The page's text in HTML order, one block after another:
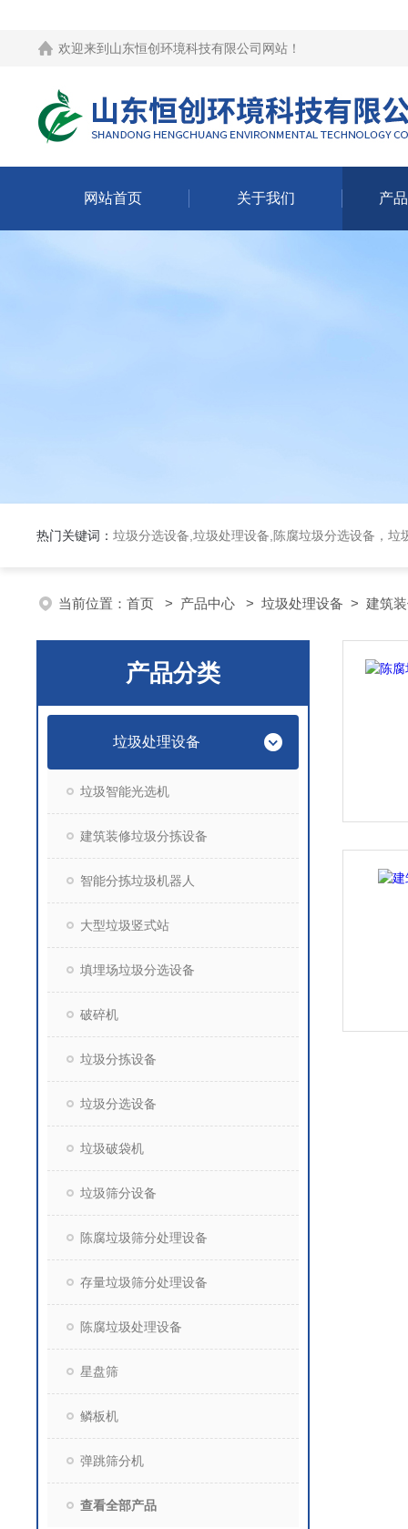
欢迎来到 山东恒创环境科技有限公司网站 ！
网站首页 关于我们 产
热门关键词： 垃圾分选设备,垃圾处理设备,陈腐垃圾分选设备，垃
当前位置： 首页 > 产品中心 > 垃圾处理设备 > 建筑
产品分类
垃圾处理设备
垃圾智能光选机
建筑装修垃圾分拣设备
智能分拣垃圾机器人
大型垃圾竖式站
填埋场垃圾分选设备
破碎机
垃圾分拣设备
垃圾分选设备
垃圾破袋机
垃圾筛分设备
陈腐垃圾筛分处理设备
存量垃圾筛分处理设备
陈腐垃圾处理设备
星盘筛
鳞板机
弹跳筛分机
查看全部产品